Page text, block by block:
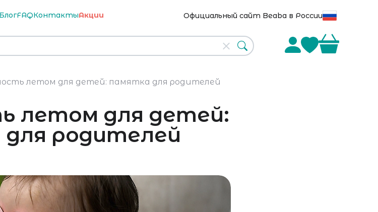
БлогFAQКонтактыАкции Официальный сайт Beaba в России
летом для детей: памятка для родителей
летом для детей:
родителей